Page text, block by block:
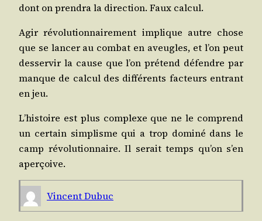
dont on pren­dra la direc­tion. Faux calcul.
Agir révo­lu­tion­nai­re­ment implique autre chose
que se lan­cer au com­bat en aveugles, et l’on peut
des­ser­vir la cause que l’on pré­tend défendre par
manque de cal­cul des dif­fé­rents fac­teurs entrant
en jeu.
L’histoire est plus com­plexe que ne le com­prend
un cer­tain sim­plisme qui a trop domi­né dans le
camp révo­lu­tion­naire. Il serait temps qu’on s’en
aperçoive.
Vincent Dubuc